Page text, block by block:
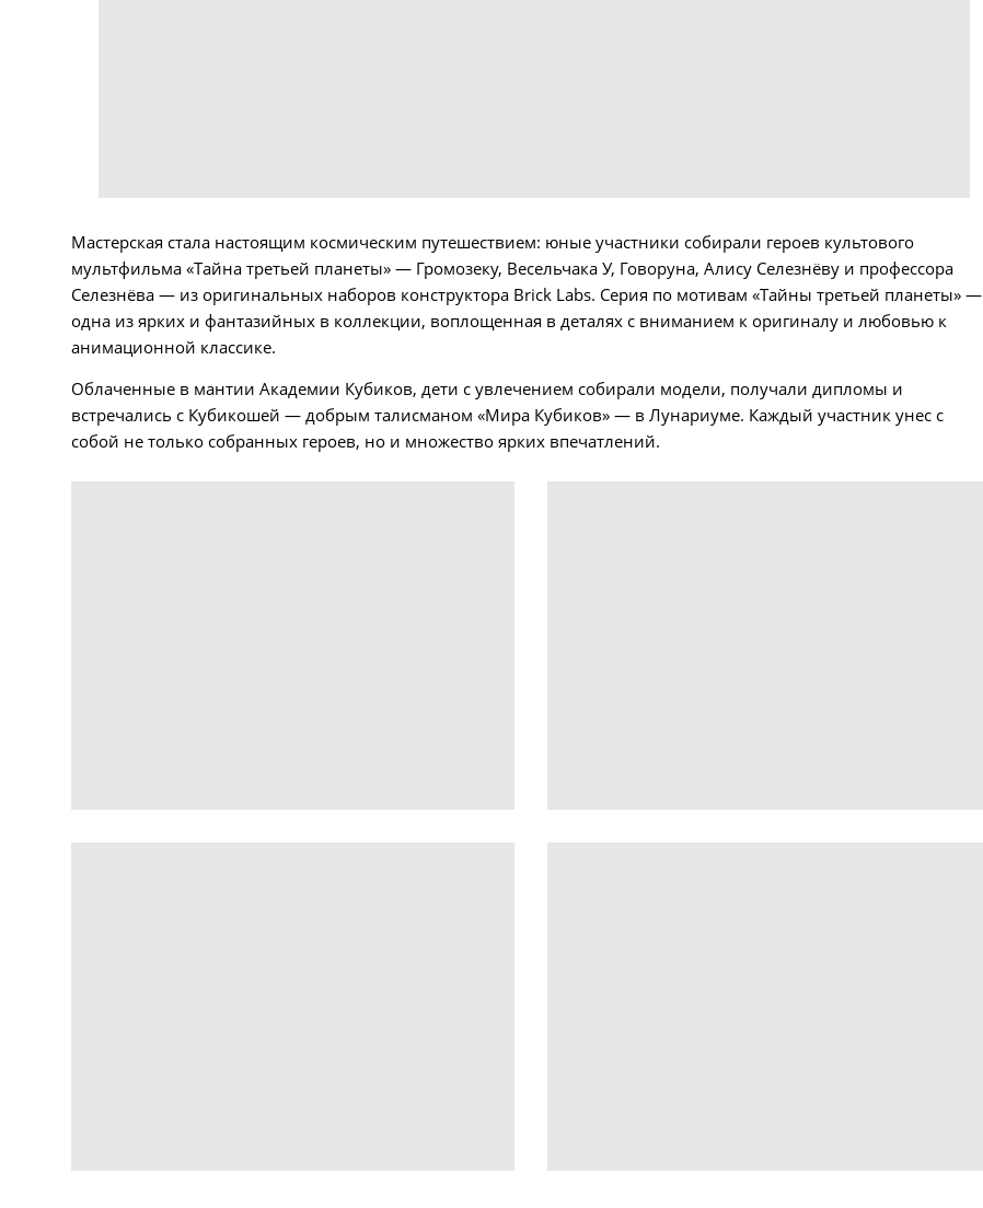
Мастерская стала настоящим космическим путешествием: юные участники собирали героев культового
мультфильма «Тайна третьей планеты» — Громозеку, Весельчака У, Говоруна, Алису Селезнёву и профессора
Селезнёва — из оригинальных наборов конструктора Brick Labs. Серия по мотивам «Тайны третьей планеты» —
одна из ярких и фантазийных в коллекции, воплощенная в деталях с вниманием к оригиналу и любовью к
анимационной классике.
Облаченные в мантии Академии Кубиков, дети с увлечением собирали модели, получали дипломы и
встречались с Кубикошей — добрым талисманом «Мира Кубиков» — в Лунариуме. Каждый участник унес с
собой не только собранных героев, но и множество ярких впечатлений.